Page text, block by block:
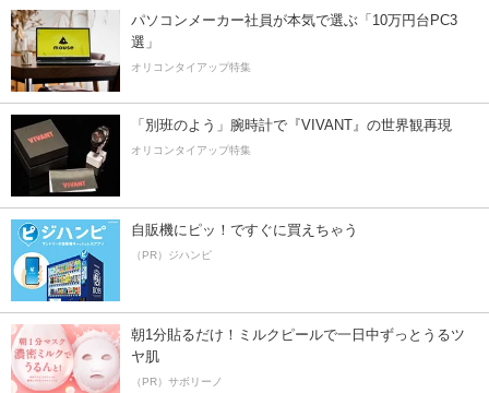
パソコンメーカー社員が本気で選ぶ「10万円台PC3
選」
オリコンタイアップ特集
「別班のよう」腕時計で『VIVANT』の世界観再現
オリコンタイアップ特集
自販機にピッ！ですぐに買えちゃう
（PR）ジハンピ
朝1分貼るだけ！ミルクピールで一日中ずっとうるツ
ヤ肌
（PR）サボリーノ